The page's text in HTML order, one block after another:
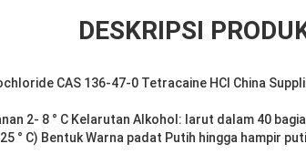
DESKRIPSI
CAS 136-47-0 Tetracaine HCl China
2- 8 ° C Kelarutan Alkohol: larut dalam 40
° C) Bentuk Warna padat Putih hingga hampir